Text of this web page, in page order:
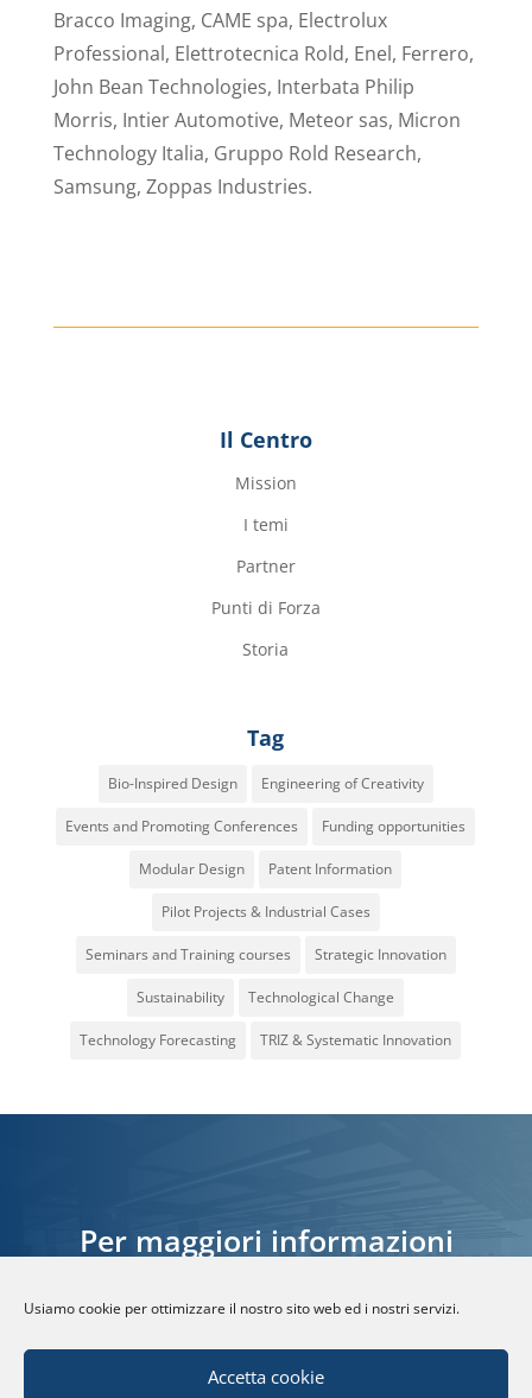
Usiamo cookie per ottimizzare il nostro sito web ed i nostri servizi.
Accetta cookie
Bracco Imaging, CAME spa, Electrolux
Professional, Elettrotecnica Rold, Enel, Ferrero,
John Bean Technologies, Interbata Philip
Morris, Intier Automotive, Meteor sas, Micron
Technology Italia, Gruppo Rold Research,
Samsung, Zoppas Industries.
Il Centro
Mission
I temi
Partner
Punti di Forza
Storia
Tag
Bio-Inspired Design Engineering of Creativity
Events and Promoting Conferences Funding opportunities
Modular Design Patent Information
Pilot Projects & Industrial Cases
Seminars and Training courses Strategic Innovation
Sustainability Technological Change
Technology Forecasting TRIZ & Systematic Innovation
Per maggiori informazioni